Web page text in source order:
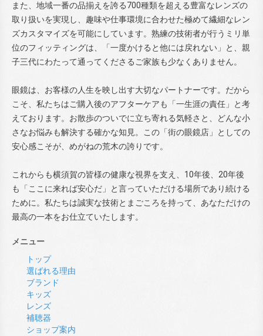
また、地域一番の品揃えを誇る700種類を超える豊富なレンズの
取り扱いを実現し、趣味や仕事環境に合わせた極めて繊細なレン
ズカスタマイズを可能にしています。熟練の技術者が行うミリ単
位のフィッティングは、「一度かけると他には戻れない」と、親
子三代にわたって通ってくださるご家族も少なくありません。
眼鏡は、お客様の人生を映し出す大切なパートナーです。だから
こそ、私たちはご購入後のアフターケアも「一生涯の責任」と考
えております。お散歩のついでに立ち寄れる気軽さと、どんな小
さなお悩みも解決する確かな知見。この「街の眼鏡店」としての
安心感こそが、めがねの荒木の誇りです。
これからも横須賀の皆様の健康な視界を支え、10年後、20年後
も「ここに来れば安心だ」と言っていただける場所であり続ける
ために。私たちは誠実な技術とまごころを持って、あなただけの
最高の一本をお仕立ていたします。
メニュー
トップ
選ばれる理由
ブランド
キッズ
レンズ
補聴器
ショップ案内